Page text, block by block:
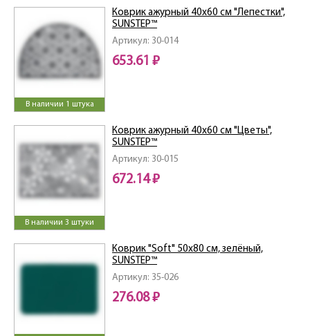
В наличии 1 штука
Артикул: 30-014
Коврик ажурный 40х60 см "Лепестки",
SUNSTEP™
653.61 ₽
В наличии 3 штуки
Артикул: 30-015
Коврик ажурный 40х60 см "Цветы",
SUNSTEP™
672.14 ₽
Артикул: 35-026
Коврик "Soft" 50х80 см, зелёный,
SUNSTEP™
276.08 ₽